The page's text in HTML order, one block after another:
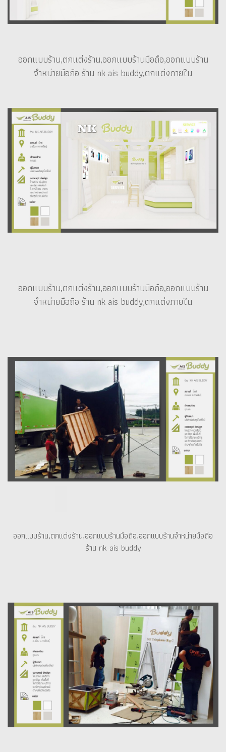
ออกแบบร้าน,ตกแต่งร้าน,ออกแบบร้านมือถือ,ออกแบบร้าน
จำหน่ายมือถือ ร้าน nk ais buddy,ตกแต่งภายใน
ออกแบบร้าน,ตกแต่งร้าน,ออกแบบร้านมือถือ,ออกแบบร้าน
จำหน่ายมือถือ ร้าน nk ais buddy,ตกแต่งภายใน
ออกแบบร้าน,ตกแต่งร้าน,ออกแบบร้านมือถือ,ออกแบบร้านจำหน่ายมือถือ
ร้าน nk ais buddy